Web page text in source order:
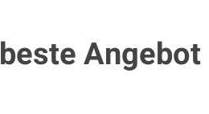
beste Angebot